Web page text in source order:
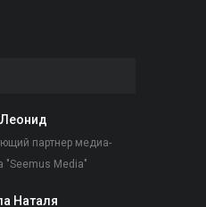
партнер медиа-
"Seemus Media"
Наталя